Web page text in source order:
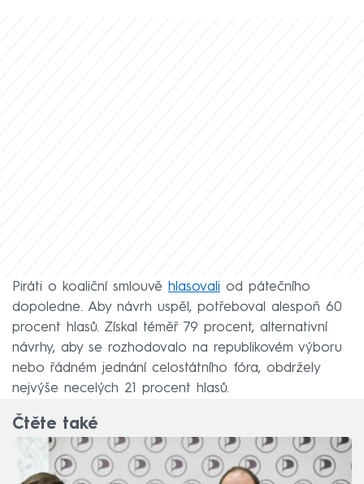
Piráti o koaliční smlouvě hlasovali od pátečního
dopoledne. Aby návrh uspěl, potřeboval alespoň 60
procent hlasů. Získal téměř 79 procent, alternativní
návrhy, aby se rozhodovalo na republikovém výboru
nebo řádném jednání celostátního fóra, obdržely
nejvýše necelých 21 procent hlasů.
Čtěte také